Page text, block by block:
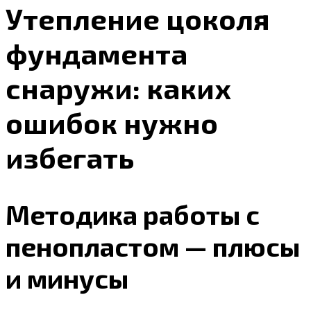
Утепление цоколя
фундамента
снаружи: каких
ошибок нужно
избегать
Методика работы с
пенопластом — плюсы
и минусы